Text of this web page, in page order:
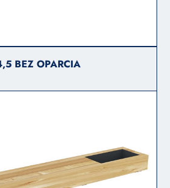
BEZ OPARCIA